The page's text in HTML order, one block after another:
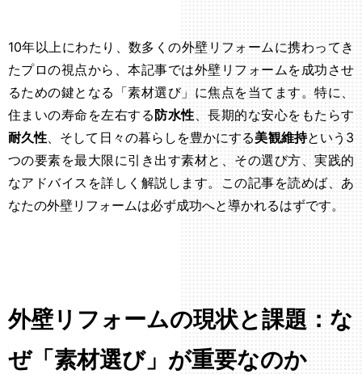
10年以上にわたり、数多くの外壁リフォームに携わってき
たプロの視点から、本記事では外壁リフォームを成功させ
るための鍵となる「素材選び」に焦点を当てます。特に、
住まいの寿命を左右する防水性、長期的な安心をもたらす
耐久性 、そして日々の暮らしを豊かにする美観維持という3
つの要素を最大限に引き出す素材と、その選び方、実践的
なアドバイスを詳しく解説します。この記事を読めば、あ
なたの外壁リフォームは必ず成功へと導かれるはずです。
外壁リフォームの現状と課題：な
ぜ「素材選び」が重要なのか